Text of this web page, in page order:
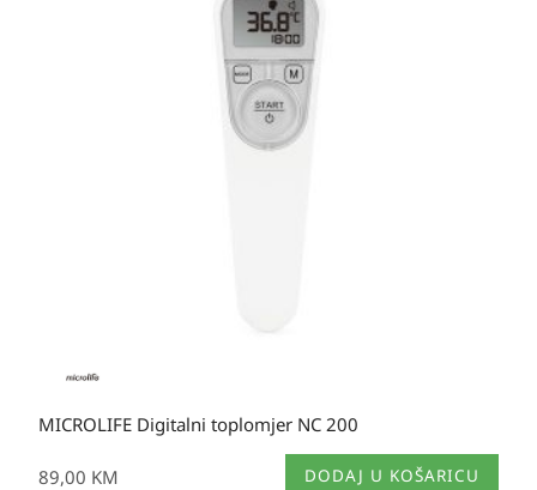
MICROLIFE Digitalni toplomjer NC 200
89,00 KM DODAJ U KOŠARICU